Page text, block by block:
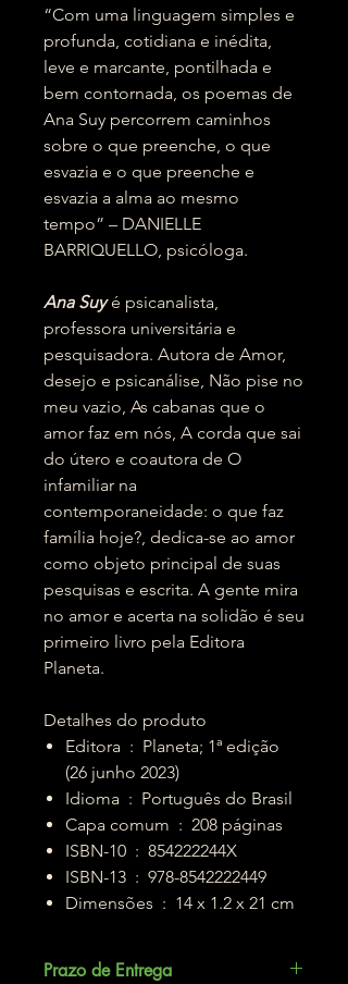
“Com uma linguagem simples e
profunda, cotidiana e inédita,
leve e marcante, pontilhada e
bem contornada, os poemas de
Ana Suy percorrem caminhos
sobre o que preenche, o que
esvazia e o que preenche e
esvazia a alma ao mesmo
tempo” – DANIELLE
BARRIQUELLO, psicóloga.
Ana Suyé psicanalista,
professora universitária e
pesquisadora. Autora de Amor,
desejo e psicanálise, Não pise no
meu vazio, As cabanas que o
amor faz em nós, A corda que sai
do útero e coautora de O
infamiliar na
contemporaneidade: o que faz
família hoje?, dedica-se ao amor
como objeto principal de suas
pesquisas e escrita. A gente mira
no amor e acerta na solidão é seu
primeiro livro pela Editora
Planeta.
Detalhes do produto
Editora ‏ : ‎ Planeta; 1ª edição
(26 junho 2023)
Idioma ‏ : ‎ Português do Brasil
Capa comum ‏ : ‎ 208 páginas
ISBN-10 ‏ : ‎ 854222244X
ISBN-13 ‏ : ‎ 978-8542222449
Dimensões ‏ : ‎ 14 x 1.2 x 21 cm
Prazo de Entrega